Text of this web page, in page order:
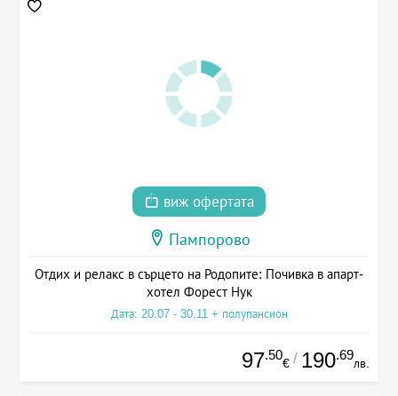
виж офертата
Пампорово
Отдих и релакс в сърцето на Родопите: Почивка в апарт-
хотел Форест Нук
Дата: 20.07 - 30.11 + полупансион
97.50
€ / 190.69
лв.